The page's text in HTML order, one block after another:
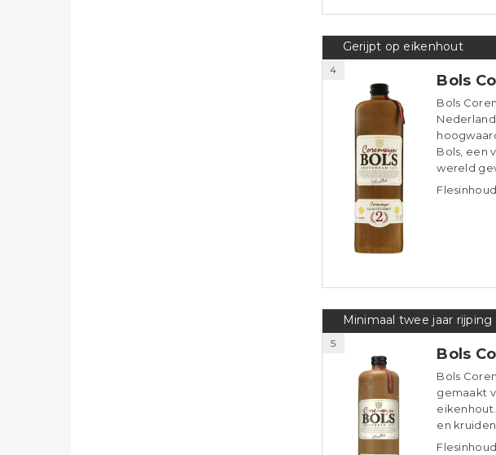
Gerijpt op eikenhout
4
Bols
Bols
Bols, een
wereld
Minimaal twee jaar
5
Bols
Bols
gemaakt
en